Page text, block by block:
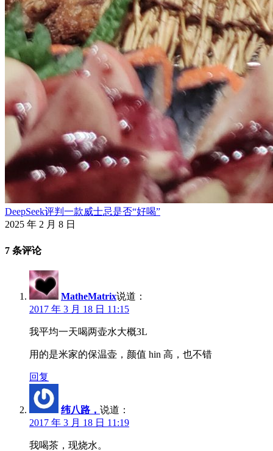
DeepSeek评判一款威士忌是否“好喝”
2025 年 2 月 8 日
7 条评论
MatheMatrix说道：
2017 年 3 月 18 日 11:15
我平均一天喝两壶水大概3L
用的是米家的保温壶，颜值 hin 高，也不错
回复
纬八路， 说道：
2017 年 3 月 18 日 11:19
我喝茶，现烧水。